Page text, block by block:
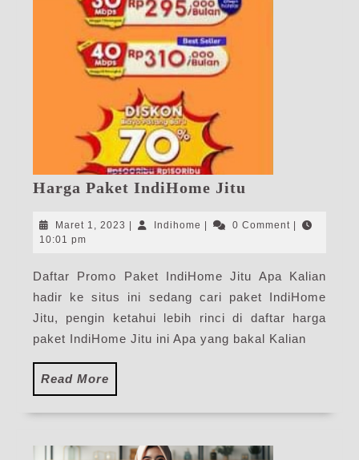
Harga Paket IndiHome Jitu
IndiHome
Maret 1, 2023 Maret
Indihome Indihome0 Comment
10:01 pm
Daftar Promo Paket IndiHome Jitu Apa Kalian
hadir ke situs ini sedang cari paket IndiHome
Jitu, pengin ketahui lebih rinci di daftar harga
paket IndiHome Jitu ini Apa yang bakal Kalian
Read More
More